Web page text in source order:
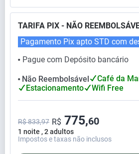
TARIFA PIX - NÃO
⬤ Pague com Depósito bancário
Pagamento Pix apto STD com
⬤ Não Reembolsável
Café da
Estacionamento
Wifi Free
1 noite , 2 adultos
R$ 833,97 R$ 775,60
Impostos e taxas não inclusos